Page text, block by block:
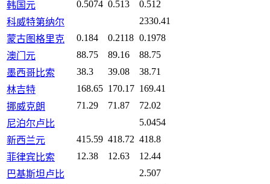
韩国元 0.5074 0.513
0.512
科威特第纳尔
2330.41
蒙古图格里克
0.184 0.2118 0.1978
澳门元
88.75 89.16
88.75
墨西哥比索
38.3 39.08
38.71
林吉特
168.65 170.17 169.41
挪威克朗
71.29 71.87
72.02
尼泊尔卢比
5.0454
新西兰元
415.59 418.72 418.8
菲律宾比索
12.38 12.63
12.44
巴基斯坦卢比
2.507